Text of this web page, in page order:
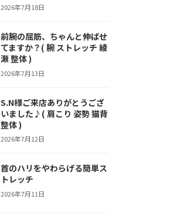
2026年7月18日
前腕の屈筋、ちゃんと伸ばせ
てますか？( 腕 ストレッチ 綾
瀬 整体 )
2026年7月13日
S.N様ご来店ありがとうござ
いました♪( 肩こり 姿勢 猫背
整体 )
2026年7月12日
首のハリをやわらげる簡単ス
トレッチ
2026年7月11日